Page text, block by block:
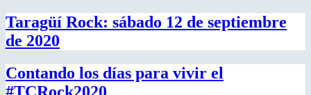
Taragüí Rock: sábado 12 de septiembre
de 2020
Contando los días para vivir el